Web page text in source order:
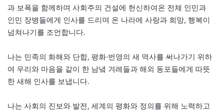
과 보폭을 함께하며 사회주의 건설에 헌신하여온 전체 인민과
인민 장병들에게 인사를 드리며 온 나라에 사랑과 희망, 행복이
넘쳐나기를 조언합니다.
나는 민족의 화해와 단합, 평화·번영의 새 역사를 써나가기 위하
여 우리와 마음을 같이 한 남녘 겨레들과 해외 동포들에게 따뜻
한 새해 인사를 보냅니다.
나는 사회의 진보와 발전, 세계의 평화와 정의를 위해 노력하고